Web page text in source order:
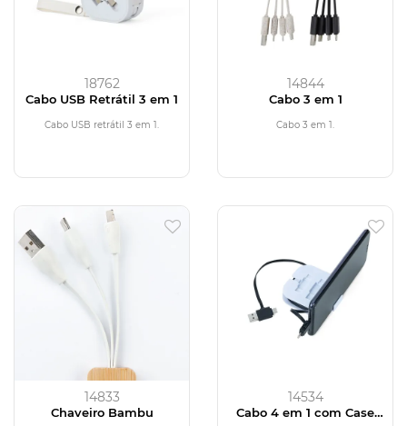
18762
Cabo USB Retrátil 3 em 1
Cabo USB retrátil 3 em 1.
14844
Cabo 3 em 1
Cabo 3 em 1.
14833
Chaveiro Bambu
14534
Cabo 4 em 1 com Case